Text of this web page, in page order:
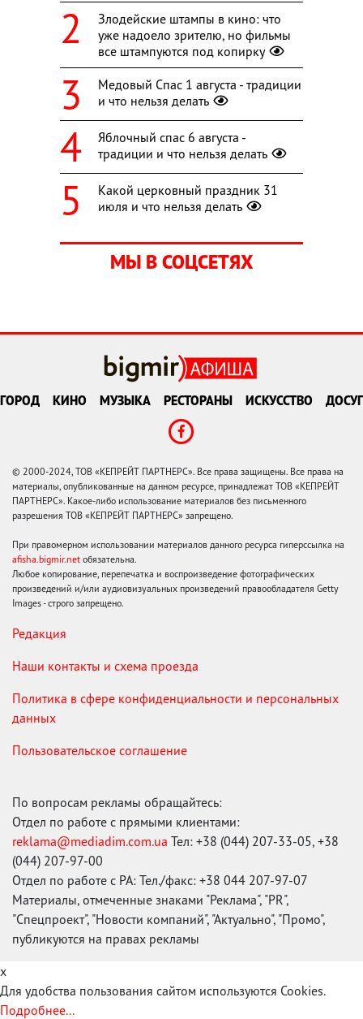
Злодейские штампы в кино: что
уже надоело зрителю, но фильмы
все штампуются под копирку
Медовый Спас 1 августа - традиции
и что нельзя делать
Яблочный спас 6 августа -
традиции и что нельзя делать
Какой церковный праздник 31
июля и что нельзя делать
МЫ В СОЦСЕТЯХ
ГОРОД КИНО МУЗЫКА РЕСТОРАНЫ ИСКУССТВО ДОСУГ
© 2000-2024, ТОВ «КЕПРЕЙТ ПАРТНЕРС». Все права защищены. Все права на
материалы, опубликованные на данном ресурсе, принадлежат ТОВ «КЕПРЕЙТ
ПАРТНЕРС». Какое-либо использование материалов без письменного
разрешения ТОВ «КЕПРЕЙТ ПАРТНЕРС» запрещено.
При правомерном использовании материалов данного ресурса гиперссылка на
afisha.bigmir.net обязательна.
Любое копирование, перепечатка и воспроизведение фотографических
произведений и/или аудиовизуальных произведений правообладателя Getty
Images - строго запрещено.
Редакция
Наши контакты и схема проезда
Политика в сфере конфиденциальности и персональных
данных
Пользовательское соглашение
По вопросам рекламы обращайтесь:
Отдел по работе с прямыми клиентами:
reklama@mediadim.com.ua Тел: +38 (044) 207-33-05, +38
(044) 207-97-00
Отдел по работе с РА: Тел./факс: +38 044 207-97-07
Материалы, отмеченные знаками "Реклама", "PR",
"Спецпроект", "Новости компаний", "Актуально", "Промо",
публикуются на правах рекламы
x
Для удобства пользования сайтом используются Cookies.
Подробнее...